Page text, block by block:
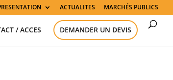
ACTUALITES MARCHÉS PUBLICS
/ ACCES DEMANDER UN DEVIS